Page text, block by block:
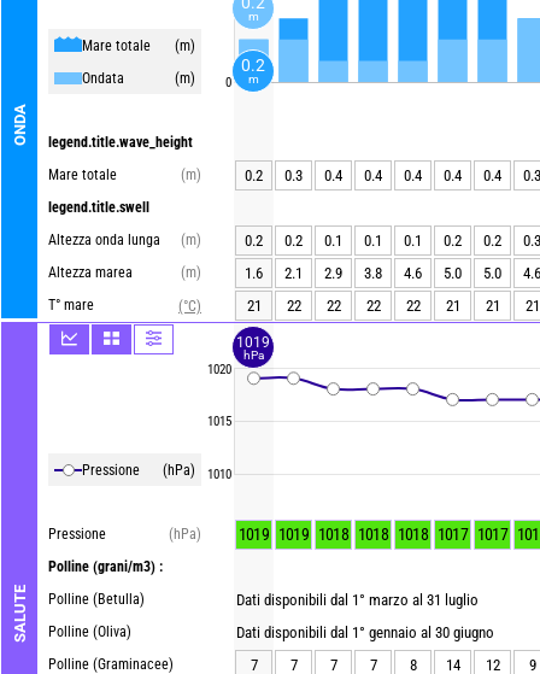
ONDA
Mare totale
(m)
Ondata
(m)
legend.title.wave_height
Mare totale
(m)
legend.title.swell
Altezza onda lunga
(m)
Altezza marea
(m)
T° mare
(°C)
SALUTE
Pressione (hPa)
Pressione
(hPa)
Polline (grani/m3) :
Polline (Betulla)
Polline (Oliva)
Polline (Graminacee)
0
1020
1015
1010
0.2 0.3 0.4 0.4 0.4 0.4 0.4 0.3
0.2 0.2 0.1 0.1 0.1 0.2 0.2
0.3
1.6
2.1 2.9 3.8 4.6 5.0 5.0
4.6
21
22 22 22 22 21 21 21
1019 1019 1018 1018 1018 1017 1017
Dati disponibili dal 1° marzo al 31 luglio
Dati disponibili dal 1° gennaio al 30 giugno
7
7 7 7 8 14 12 9
m
0.2
m
1019
hPa